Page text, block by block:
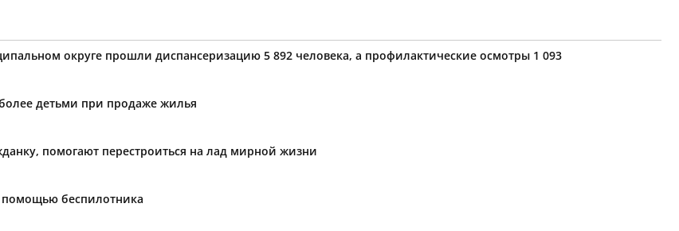
округе прошли диспансеризацию 5 892 человека, а профилактические осмотры 1 093
детьми при продаже жилья
помогают перестроиться на лад мирной жизни
помощью беспилотника